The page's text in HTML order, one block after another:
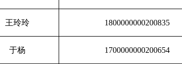
王玲玲 1800000000200835
于杨 1700000000200654